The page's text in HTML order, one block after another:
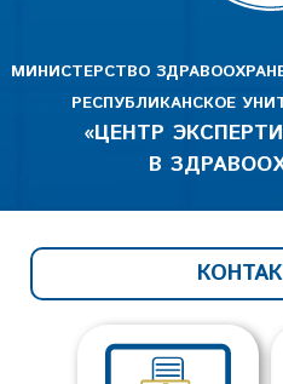
МИНИСТЕРСТВО
РЕСПУБЛИКАНСКОЕ
«ЦЕНТР
В